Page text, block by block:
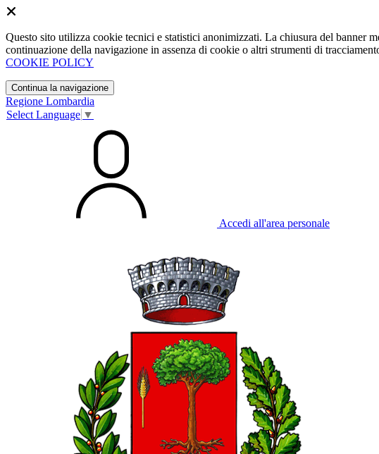
Questo sito utilizza cookie tecnici e statistici anonimizzati. La chiusura del banner
continuazione della navigazione in assenza di cookie o altri strumenti di
COOKIE POLICY
Continua la navigazione
Regione Lombardia
Select Language ▼
Accedi all'area personale